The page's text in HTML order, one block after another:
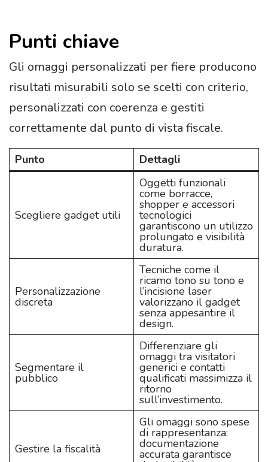
Punti chiave
Gli omaggi personalizzati per fiere producono
risultati misurabili solo se scelti con criterio,
personalizzati con coerenza e gestiti
correttamente dal punto di vista fiscale.
Punto Dettagli
Scegliere gadget utili
Oggetti funzionali
come borracce,
shopper e accessori
tecnologici
garantiscono un utilizzo
prolungato e visibilità
duratura.
Personalizzazione
discreta
Tecniche come il
ricamo tono su tono e
l’incisione laser
valorizzano il gadget
senza appesantire il
design.
Segmentare il
pubblico
Differenziare gli
omaggi tra visitatori
generici e contatti
qualificati massimizza il
ritorno
sull’investimento.
Gestire la fiscalità
Gli omaggi sono spese
di rappresentanza:
documentazione
accurata garantisce